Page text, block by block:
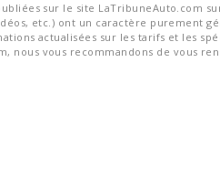
sur le site LaTribuneAuto.com
etc.) ont un caractère purement
actualisées sur les tarifs et les
nous vous recommandons de vous